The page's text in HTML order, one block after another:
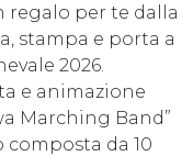
regalo per te dalla
stampa e porta a
2026.
e animazione
Marching Band”
da 10